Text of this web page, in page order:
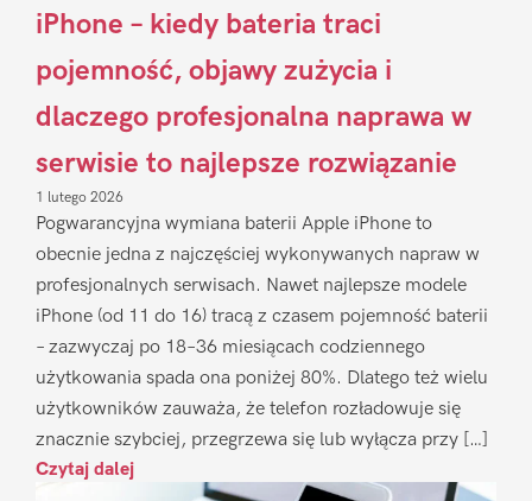
iPhone – kiedy bateria traci
pojemność, objawy zużycia i
dlaczego profesjonalna naprawa w
serwisie to najlepsze rozwiązanie
1 lutego 2026
Pogwarancyjna wymiana baterii Apple iPhone to
obecnie jedna z najczęściej wykonywanych napraw w
profesjonalnych serwisach. Nawet najlepsze modele
iPhone (od 11 do 16) tracą z czasem pojemność baterii
– zazwyczaj po 18–36 miesiącach codziennego
użytkowania spada ona poniżej 80%. Dlatego też wielu
użytkowników zauważa, że telefon rozładowuje się
znacznie szybciej, przegrzewa się lub wyłącza przy […]
Czytaj dalej